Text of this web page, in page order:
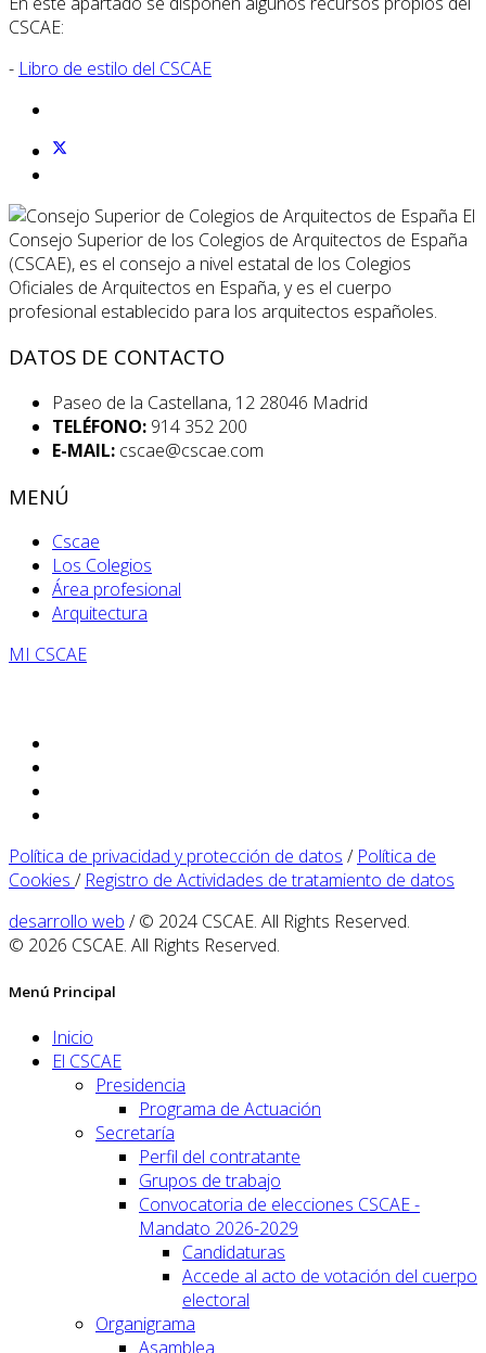
CSCAE:
- Libro de estilo del CSCAE
El
Consejo Superior de los Colegios de Arquitectos de España
(CSCAE), es el consejo a nivel estatal de los Colegios
Oficiales de Arquitectos en España, y es el cuerpo
profesional establecido para los arquitectos españoles.
DATOS DE CONTACTO
Paseo de la Castellana, 12 28046 Madrid
TELÉFONO: 914 352 200
E-MAIL: cscae@cscae.com
MENÚ
Cscae
Los Colegios
Área profesional
Arquitectura
MI CSCAE
Política de privacidad y protección de datos / Política de
Cookies / Registro de Actividades de tratamiento de datos
desarrollo web / © 2024 CSCAE. All Rights Reserved.
© 2026 CSCAE. All Rights Reserved.
Menú Principal
Inicio
El CSCAE
Presidencia
Programa de Actuación
Secretaría
Perfil del contratante
Grupos de trabajo
Convocatoria de elecciones CSCAE -
Mandato 2026-2029
Candidaturas
Accede al acto de votación del cuerpo
electoral
Organigrama
Asamblea